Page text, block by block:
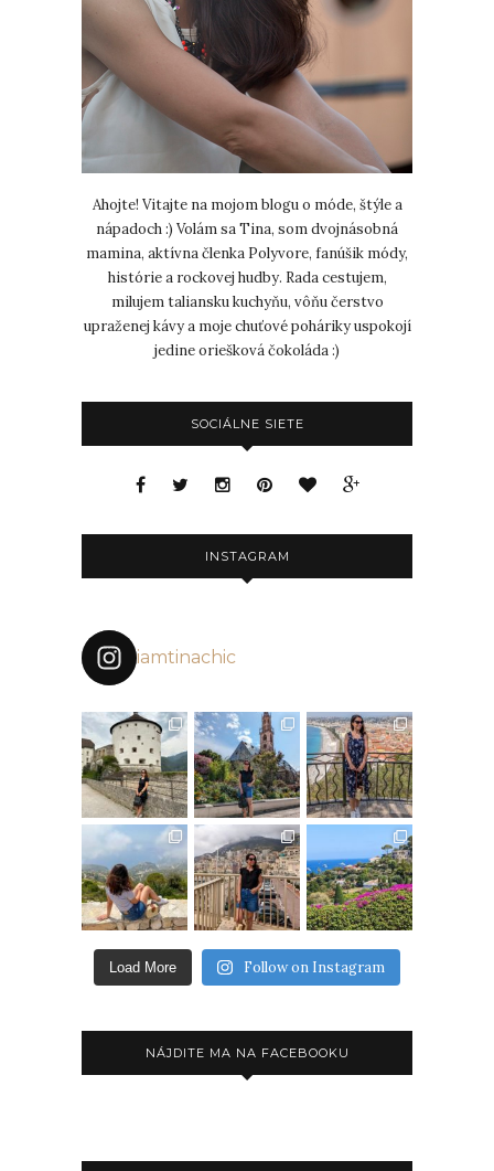
Ahojte! Vitajte na mojom blogu o móde, štýle a
nápadoch :) Volám sa Tina, som dvojnásobná
mamina, aktívna členka Polyvore, fanúšik módy,
histórie a rockovej hudby. Rada cestujem,
milujem taliansku kuchyňu, vôňu čerstvo
upraženej kávy a moje chuťové poháriky uspokojí
jedine oriešková čokoláda :)
SOCIÁLNE SIETE
INSTAGRAM
iamtinachic
Load More Follow on Instagram
NÁJDITE MA NA FACEBOOKU